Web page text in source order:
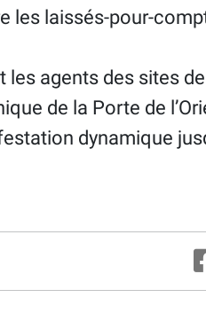
les laissés-pour-
les agents des sites de
de la Porte de
dynamique